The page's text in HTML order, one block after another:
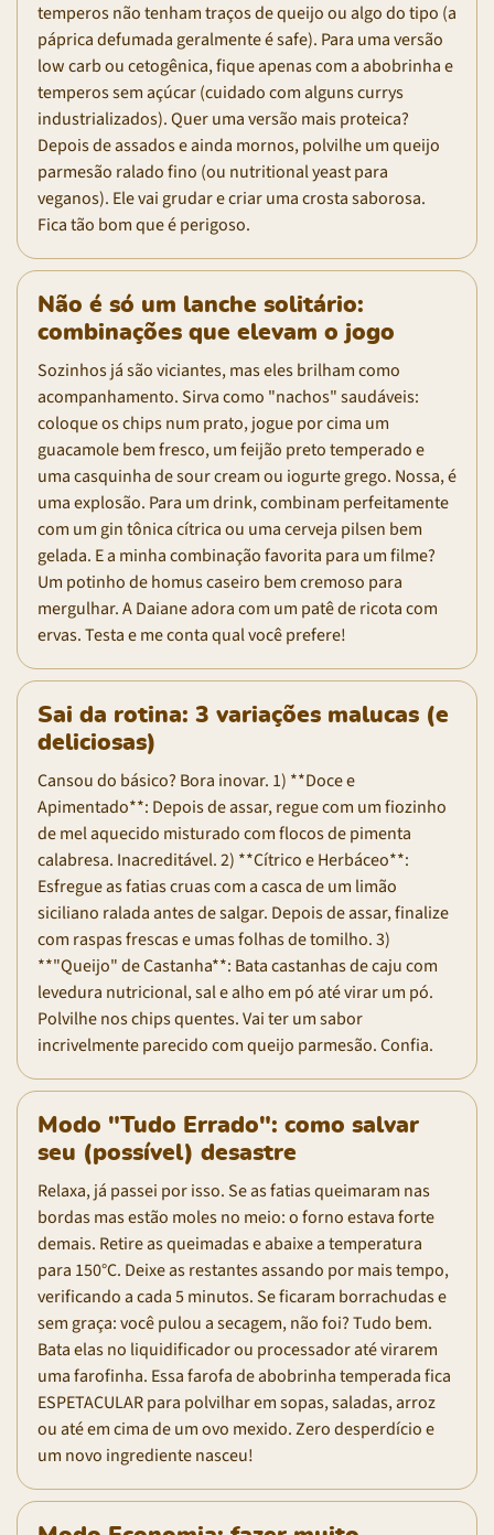
temperos não tenham traços de queijo ou algo do tipo (a
páprica defumada geralmente é safe). Para uma versão
low carb ou cetogênica, fique apenas com a abobrinha e
temperos sem açúcar (cuidado com alguns currys
industrializados). Quer uma versão mais proteica?
Depois de assados e ainda mornos, polvilhe um queijo
parmesão ralado fino (ou nutritional yeast para
veganos). Ele vai grudar e criar uma crosta saborosa.
Fica tão bom que é perigoso.
Não é só um lanche solitário:
combinações que elevam o jogo
Sozinhos já são viciantes, mas eles brilham como
acompanhamento. Sirva como "nachos" saudáveis:
coloque os chips num prato, jogue por cima um
guacamole bem fresco, um feijão preto temperado e
uma casquinha de sour cream ou iogurte grego. Nossa, é
uma explosão. Para um drink, combinam perfeitamente
com um gin tônica cítrica ou uma cerveja pilsen bem
gelada. E a minha combinação favorita para um filme?
Um potinho de homus caseiro bem cremoso para
mergulhar. A Daiane adora com um patê de ricota com
ervas. Testa e me conta qual você prefere!
Sai da rotina: 3 variações malucas (e
deliciosas)
Cansou do básico? Bora inovar. 1) **Doce e
Apimentado**: Depois de assar, regue com um fiozinho
de mel aquecido misturado com flocos de pimenta
calabresa. Inacreditável. 2) **Cítrico e Herbáceo**:
Esfregue as fatias cruas com a casca de um limão
siciliano ralada antes de salgar. Depois de assar, finalize
com raspas frescas e umas folhas de tomilho. 3)
**"Queijo" de Castanha**: Bata castanhas de caju com
levedura nutricional, sal e alho em pó até virar um pó.
Polvilhe nos chips quentes. Vai ter um sabor
incrivelmente parecido com queijo parmesão. Confia.
Modo "Tudo Errado": como salvar
seu (possível) desastre
Relaxa, já passei por isso. Se as fatias queimaram nas
bordas mas estão moles no meio: o forno estava forte
demais. Retire as queimadas e abaixe a temperatura
para 150°C. Deixe as restantes assando por mais tempo,
verificando a cada 5 minutos. Se ficaram borrachudas e
sem graça: você pulou a secagem, não foi? Tudo bem.
Bata elas no liquidificador ou processador até virarem
uma farofinha. Essa farofa de abobrinha temperada fica
ESPETACULAR para polvilhar em sopas, saladas, arroz
ou até em cima de um ovo mexido. Zero desperdício e
um novo ingrediente nasceu!